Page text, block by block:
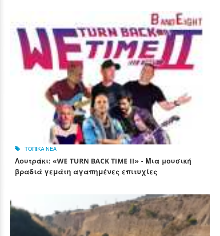
ΤΟΠΙΚΑ ΝΕΑ
Λουτράκι: «WE TURN BACK TIME II» - Μια μουσική
βραδιά γεμάτη αγαπημένες επιτυχίες